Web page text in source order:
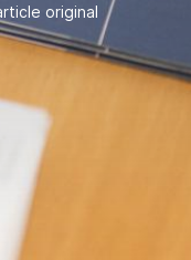
original